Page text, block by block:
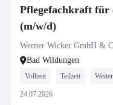
Pflegefachkraft für
(m/w/d)
Werner Wicker GmbH &
Bad Wildungen
Vollzeit Teilzeit
24.07.2026